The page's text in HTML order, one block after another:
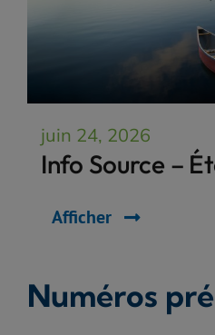
juin 24, 2026
Info Source –
Afficher
Numéros